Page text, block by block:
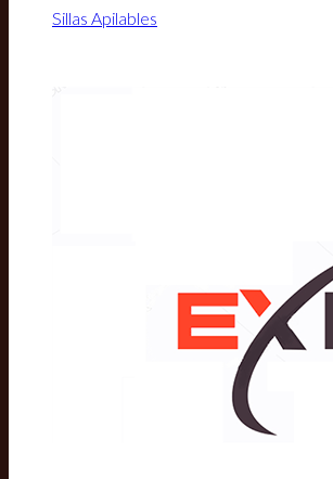
Sillas Apilables